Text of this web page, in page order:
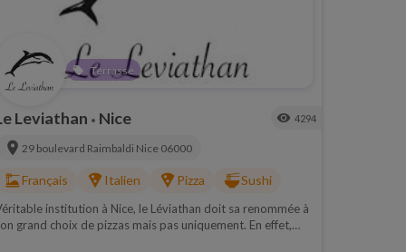
local_offer Terrasse
Leviathan • Nice visibility 4294
location_on 29 boulevard Raimbaldi Nice 06000
dinner_diningFrançais local_pizzaItalien local_pizzaPizza ramen_diningSushi
institution à Nice, le Léviathan doit sa renommée à
grand choix de pizzas mais pas uniquement. En effet,